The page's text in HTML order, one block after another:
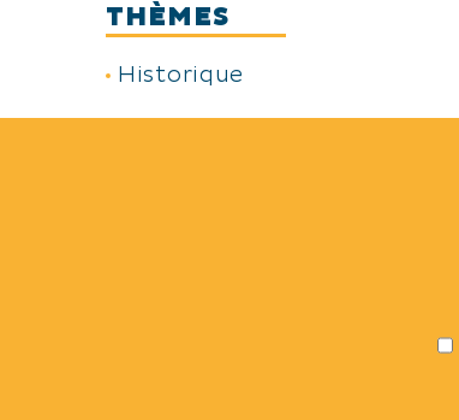
THÈMES
Historique
Mercredi 18 juin 2025 à 11h30.